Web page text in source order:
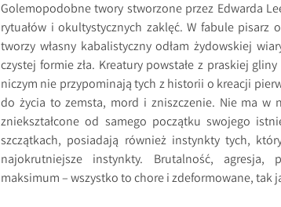
Golemopodobne twory stworzone przez Edwarda
rytuałów i okultystycznych zaklęć. W fabule
tworzy własny kabalistyczny odłam żydowskiej
czystej formie zła. Kreatury powstałe z praskiej
niczym nie przypominają tych z historii o kreacji
do życia to zemsta, mord i zniszczenie. Nie ma w
zniekształcone od samego początku swojego
szczątkach, posiadają również instynkty tych,
najokrutniejsze instynkty. Brutalność, agresja,
maksimum – wszystko to chore i zdeformowane, tak